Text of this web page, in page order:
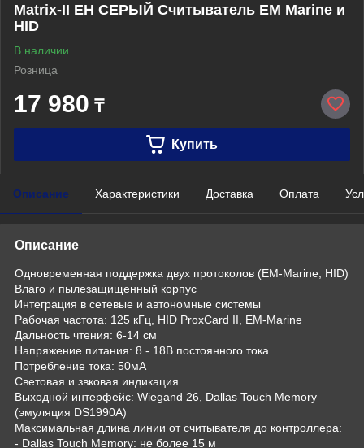
Matrix-II EH СЕРЫЙ Считыватель EM Marine и
HID
В наличии
Розница
17 980 ₸
Купить
Описание Характеристики Доставка Оплата
Описание
Одновременная поддержка двух протоколов (EM-Marine, HID)
Влаго и пылезащищенный корпус
Интеграция в сетевые и автономные системы
Рабочая частота: 125 кГц, HID ProxCard II, EM-Marine
Дальность чтения: 6-14 см
Напряжение питания: 8 - 18В постоянного тока
Потребление тока: 50мA
Световая и звковая индикация
Выходной интерфейс: Wiegand 26, Dallas Touch Memory
(эмуляция DS1990A)
Максимальная длина линии от считывателя до контроллера:
- Dallas Touch Memory: не более 15 м